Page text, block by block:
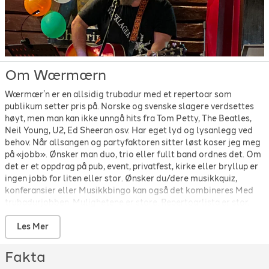
Bob Dylan- The Times They Are A-Changin' -1963
Bonnie Tyler-It's a heartache -1978
Bruce Springsteen- Dancing in the dark
Bruce Springsteen- I'm going down -1984
Bruce Springsteen-Johnny 99-1982
Bruce Springsteen - Radio nowhere
Bruce Springsteen-The Rising-2002
Bruce Springsteen-The river-1980
Bruce Springsteen-Waiting on a sunny day- 2005
Bryan Adams -Heaven-1984
Bryan Adams-Please forgive me- 1993
Bryan Adams- Run to You
1984
Bryan Adams- Summer of '69 -
1984
CC Cowboys- Bare du - 2011
CC Cowboys - Du som klemmer på mitt hjerte-
2015
CC Cowboys-Harry
CC Cowboys
CC Cowboys-Synder i Sommersol
CC Cowboys
Om Wærmærn
Wærmær’n er en allsidig trubadur med et repertoar som
publikum setter pris på. Norske og svenske slagere verdsettes
høyt, men man kan ikke unngå hits fra Tom Petty, The Beatles,
Neil Young, U2, Ed Sheeran osv. Har eget lyd og lysanlegg ved
behov. Når allsangen og partyfaktoren sitter løst koser jeg meg
på «jobb». Ønsker man duo, trio eller fullt band ordnes det. Om
det er et oppdrag på pub, event, privatfest, kirke eller bryllup er
ingen jobb for liten eller stor. Ønsker du/dere musikkquiz,
konferansier eller Musikkbingo kan også det kombineres Med
trubadurjobben. Mulighetene er store. Repertoarlista er stor,
alle låtene er ikke inne ennå men det viser retningen på hva jeg
liker å synge. Har pr. idag en 60-70 låter inne.
Les Mer
Fakta